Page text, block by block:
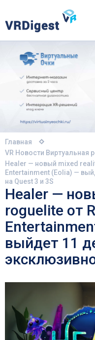
Главная
VR Новости Виртуальная
Healer — новый mixed
Entertainment (Eolia) —
на Quest 3 и 3S
Healer —
roguelite от
выйдет 11